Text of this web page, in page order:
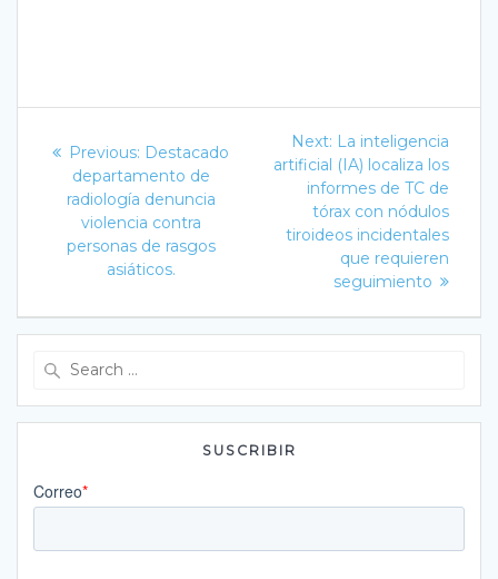
entradas
Previous: Previous
post:
Destacado
departamento de
radiología denuncia
violencia contra
personas de rasgos
asiáticos.
Next: Next
post:
La inteligencia
artificial (IA) localiza los
informes de TC de
tórax con nódulos
tiroideos incidentales
que requieren
seguimiento
SUSCRIBIR